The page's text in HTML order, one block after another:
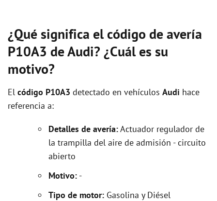
¿Qué significa el código de avería
P10A3 de Audi? ¿Cuál es su
motivo?
El código P10A3 detectado en vehículos Audi hace
referencia a:
Detalles de avería:Actuador regulador de
la trampilla del aire de admisión - circuito
abierto
Motivo: -
Tipo de motor: Gasolina y Diésel